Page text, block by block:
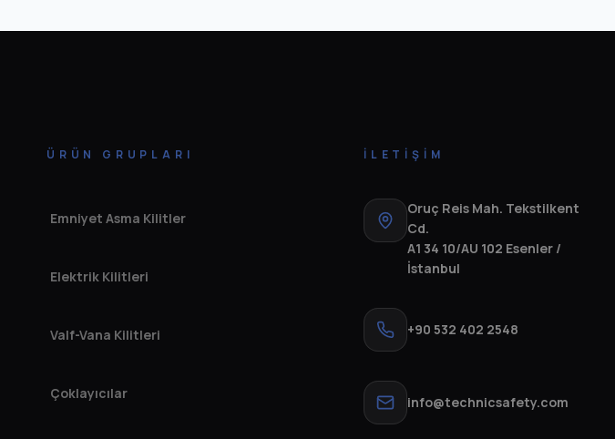
ÜRÜN GRUPLARI
Emniyet Asma Kilitler
Elektrik Kilitleri
Valf-Vana Kilitleri
Çoklayıcılar
İLETIŞIM
Oruç Reis Mah. Tekstilkent
Cd.
A1 34 10/AU 102 Esenler /
İstanbul
+90 532 402 2548
info@technicsafety.com